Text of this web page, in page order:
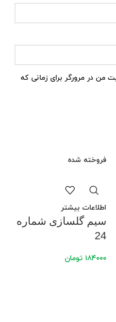
من در مرورگر برای زمانی که
فروخته شده
اطلاعات بیشتر
سیم گلسازی شماره
24
۱۸۴۰۰۰ تومان